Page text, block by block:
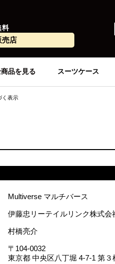
料
売店
品を見る スーツケース
く表示
Multiverse マルチバース
伊藤忠リーテイルリンク株式会
村橋亮介
〒104-0032
東京都 中央区八丁堀 4-7-1 第３